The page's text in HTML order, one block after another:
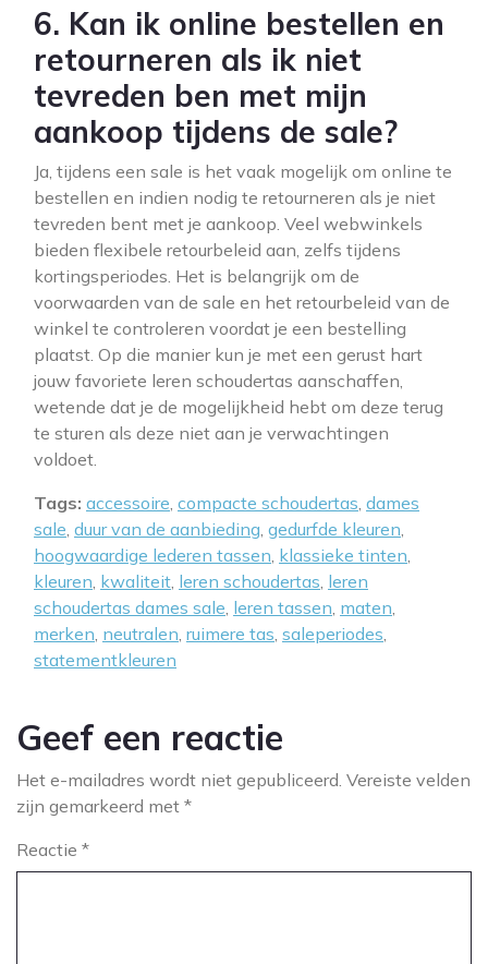
6. Kan ik online bestellen en
retourneren als ik niet
tevreden ben met mijn
aankoop tijdens de sale?
Ja, tijdens een sale is het vaak mogelijk om online te
bestellen en indien nodig te retourneren als je niet
tevreden bent met je aankoop. Veel webwinkels
bieden flexibele retourbeleid aan, zelfs tijdens
kortingsperiodes. Het is belangrijk om de
voorwaarden van de sale en het retourbeleid van de
winkel te controleren voordat je een bestelling
plaatst. Op die manier kun je met een gerust hart
jouw favoriete leren schoudertas aanschaffen,
wetende dat je de mogelijkheid hebt om deze terug
te sturen als deze niet aan je verwachtingen
voldoet.
Tags: accessoire, compacte schoudertas, dames
sale, duur van de aanbieding, gedurfde kleuren,
hoogwaardige lederen tassen, klassieke tinten,
kleuren, kwaliteit, leren schoudertas, leren
schoudertas dames sale, leren tassen, maten,
merken, neutralen, ruimere tas, saleperiodes,
statementkleuren
Geef een reactie
Het e-mailadres wordt niet gepubliceerd. Vereiste velden
zijn gemarkeerd met *
Reactie *